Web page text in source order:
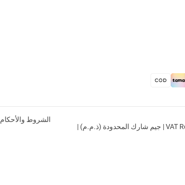
© 2026 | VAT Registration #300099496800003 | جيم شارك المحدودة (ذ.م.م) |
الشروط والأحكام